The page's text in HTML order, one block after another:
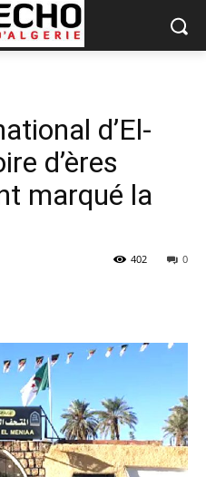
d’El-
d’ères
marqué la
0
402